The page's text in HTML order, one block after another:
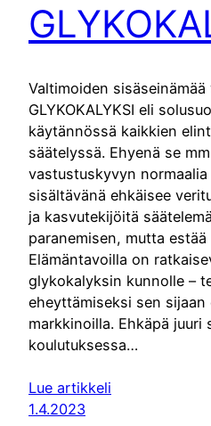
Valtimoiden sisäseinämää
GLYKOKALYKSI eli
käytännössä kaikkien
säätelyssä. Ehyenä se
vastustuskyvyn
sisältävänä ehkäisee
ja kasvutekijöitä
paranemisen, mutta
Elämäntavoilla on
glykokalyksin kunnolle –
eheyttämiseksi sen sijaan
markkinoilla. Ehkäpä juuri
koulutuksessa…
Lue artikkeli
1.4.2023